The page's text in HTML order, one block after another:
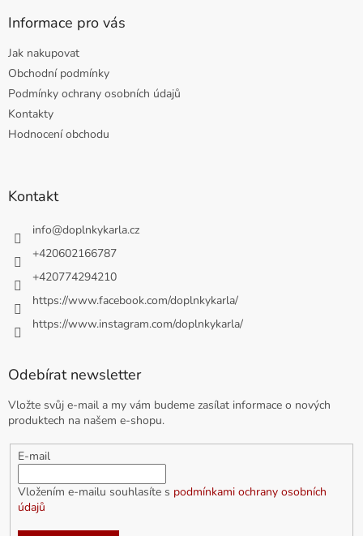
Informace pro vás
Jak nakupovat
Obchodní podmínky
Podmínky ochrany osobních údajů
Kontakty
Hodnocení obchodu
Kontakt
info@doplnkykarla.cz
+420602166787
+420774294210
https://www.facebook.com/doplnkykarla/
https://www.instagram.com/doplnkykarla/
Odebírat newsletter
Vložte svůj e-mail a my vám budeme zasílat informace o nových
produktech na našem e-shopu.
E-mail
Vložením e-mailu souhlasíte s podmínkami ochrany osobních
údajů